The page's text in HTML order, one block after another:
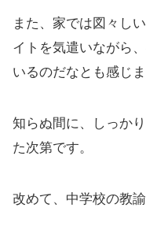
また、家では図々し
イトを気遣いながら
いるのだなとも感じま
知らぬ間に、しっか
た次第です。
改めて、中学校の教